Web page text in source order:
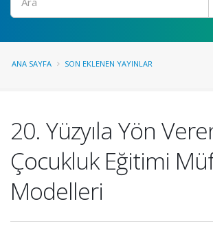
ANA SAYFA SON EKLENEN YAYINLAR
20. Yüzyıla Yön
Çocukluk Eğitimi
Modelleri